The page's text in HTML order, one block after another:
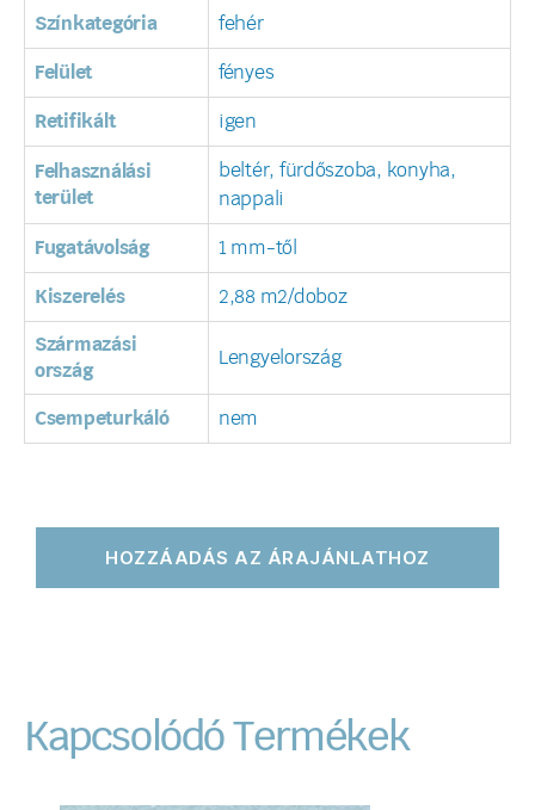
Színkategória fehér
Felület fényes
Retifikált igen
Felhasználási
terület
beltér, fürdőszoba, konyha,
nappali
Fugatávolság 1 mm-től
Kiszerelés 2,88 m2/doboz
Származási
ország
Lengyelország
Csempeturkáló nem
HOZZÁADÁS AZ ÁRAJÁNLATHOZ
Kapcsolódó Termékek